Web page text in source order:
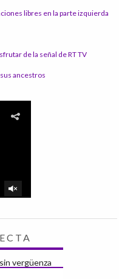
libres en la parte izquierda
de la señal de RT TV
ancestros